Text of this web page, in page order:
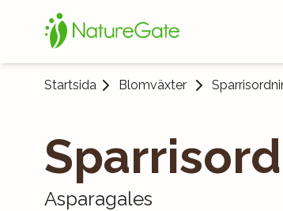
Startsida Blomväxter
Asparagales